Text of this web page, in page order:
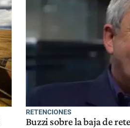
RETENCIONES
Buzzi sobre la baja de